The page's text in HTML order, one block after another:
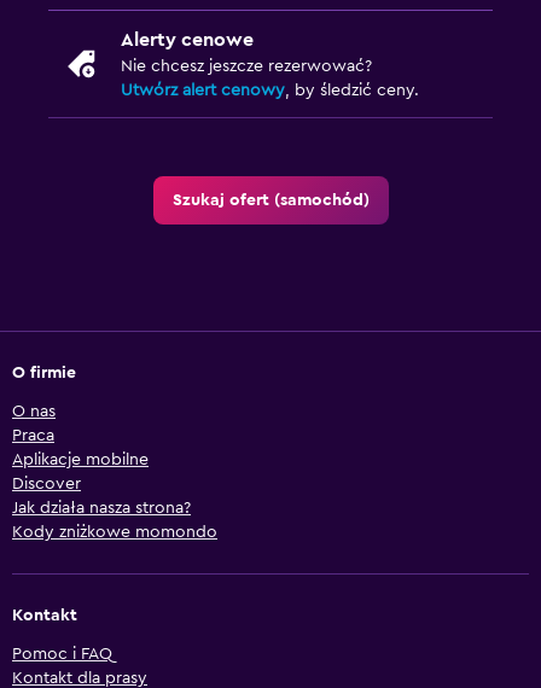
Alerty cenowe
Nie chcesz jeszcze rezerwować?
Utwórz alert cenowy, by śledzić ceny.
Szukaj ofert (samochód)
O firmie
O nas
Praca
Aplikacje mobilne
Discover
Jak działa nasza strona?
Kody zniżkowe momondo
Kontakt
Pomoc i FAQ
Kontakt dla prasy